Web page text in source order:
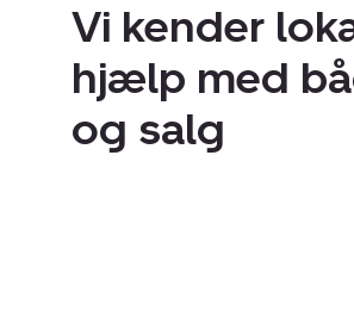
Vi kender
hjælp med
og salg